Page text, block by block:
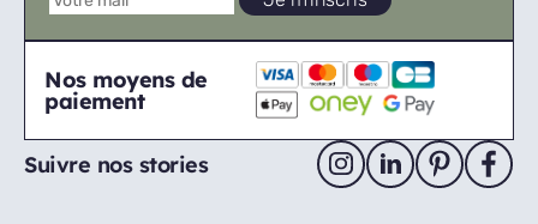
Nos moyens de
paiement
Suivre nos stories